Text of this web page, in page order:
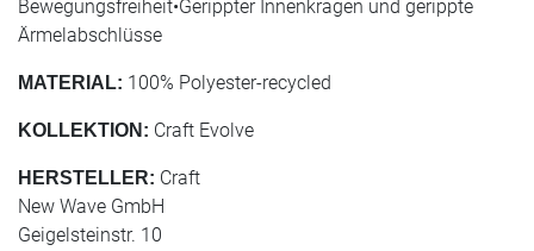
Bewegungsfreiheit•Gerippter Innenkragen und gerippte
Ärmelabschlüsse
MATERIAL: 100% Polyester-recycled
KOLLEKTION: Craft Evolve
HERSTELLER: Craft
New Wave GmbH
Geigelsteinstr. 10